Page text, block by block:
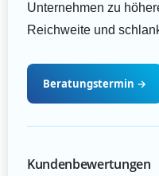
Unternehmen zu
Reichweite und
Beratungstermin →
Kundenbewertungen